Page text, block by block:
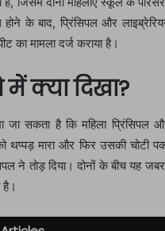
होने के बाद, प्रिंसिपल और
का मामला दर्ज कराया है।
में क्या दिखा?
जा सकता है कि महिला
थप्पड़ मारा और फिर उसकी चोटी
ने तोड़ दिया। दोनों के बीच यह
है।